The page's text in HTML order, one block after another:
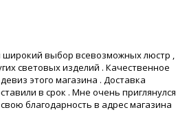
широкий выбор всевозможных люстр ,
световых изделий . Качественное
этого магазина . Доставка
в срок . Мне очень приглянулся
благодарность в адрес магазина